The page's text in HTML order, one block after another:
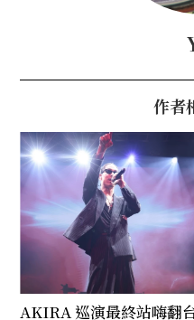
作者
AKIRA 巡演最終站嗨翻